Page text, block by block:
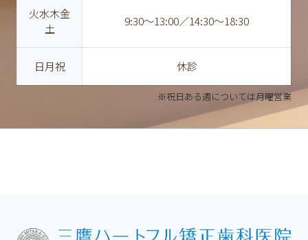
火水木金
土
9:30〜13:00／14:30〜18:30
日月祝 休診
※祝日ある週については月曜営業